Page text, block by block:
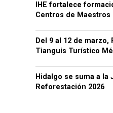
IHE fortalece
Centros de Maestros
Del 9 al 12 de marzo,
Tianguis Turístico
Hidalgo se suma a la
Reforestación 2026